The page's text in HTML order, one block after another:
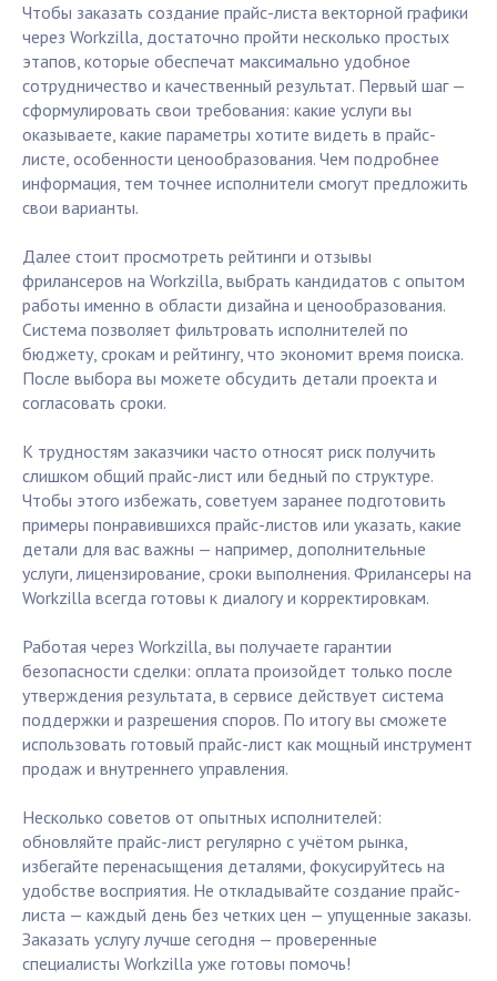
Чтобы заказать создание прайс-листа векторной графики
через Workzilla, достаточно пройти несколько простых
этапов, которые обеспечат максимально удобное
сотрудничество и качественный результат. Первый шаг —
сформулировать свои требования: какие услуги вы
оказываете, какие параметры хотите видеть в прайс-
листе, особенности ценообразования. Чем подробнее
информация, тем точнее исполнители смогут предложить
свои варианты.
Далее стоит просмотреть рейтинги и отзывы
фрилансеров на Workzilla, выбрать кандидатов с опытом
работы именно в области дизайна и ценообразования.
Система позволяет фильтровать исполнителей по
бюджету, срокам и рейтингу, что экономит время поиска.
После выбора вы можете обсудить детали проекта и
согласовать сроки.
К трудностям заказчики часто относят риск получить
слишком общий прайс-лист или бедный по структуре.
Чтобы этого избежать, советуем заранее подготовить
примеры понравившихся прайс-листов или указать, какие
детали для вас важны — например, дополнительные
услуги, лицензирование, сроки выполнения. Фрилансеры на
Workzilla всегда готовы к диалогу и корректировкам.
Работая через Workzilla, вы получаете гарантии
безопасности сделки: оплата произойдет только после
утверждения результата, в сервисе действует система
поддержки и разрешения споров. По итогу вы сможете
использовать готовый прайс-лист как мощный инструмент
продаж и внутреннего управления.
Несколько советов от опытных исполнителей:
обновляйте прайс-лист регулярно с учётом рынка,
избегайте перенасыщения деталями, фокусируйтесь на
удобстве восприятия. Не откладывайте создание прайс-
листа — каждый день без четких цен — упущенные заказы.
Заказать услугу лучше сегодня — проверенные
специалисты Workzilla уже готовы помочь!